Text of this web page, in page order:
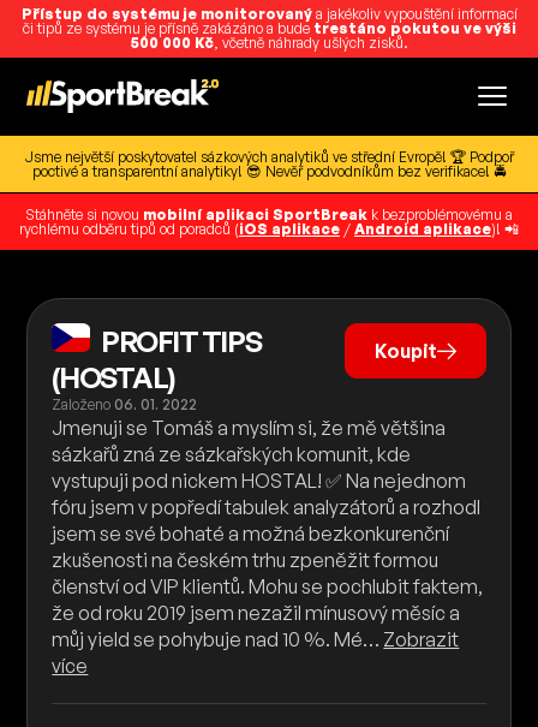
Přístup do systému je monitorovanýa jakékoliv vypouštění informací
či tipů ze systému je přísně zakázáno a bude trestáno pokutou ve výši
500 000 Kč, včetně náhrady ušlých zisků.
Jsme největší poskytovatel sázkových analytiků ve střední Evropě! 🏆 Podpoř
poctivé a transparentní analytiky! 😎 Nevěř podvodníkům bez verifikace! 🚔
Stáhněte si novou mobilní aplikaci SportBreak k bezproblémovému a
rychlému odběru tipů od poradců (iOS aplikace / Android aplikace)! 📲
PROFIT TIPS
(HOSTAL)
Založeno 06. 01. 2022
Koupit
Jmenuji se Tomáš a myslím si, že mě většina
sázkařů zná ze sázkařských komunit, kde
vystupuji pod nickem HOSTAL! ✅ Na nejednom
fóru jsem v popředí tabulek analyzátorů a rozhodl
jsem se své bohaté a možná bezkonkurenční
zkušenosti na českém trhu zpeněžit formou
členství od VIP klientů. Mohu se pochlubit faktem,
že od roku 2019 jsem nezažil mínusový měsíc a
můj yield se pohybuje nad 10 %. Mé… Zobrazit
více